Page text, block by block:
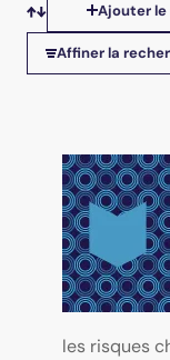
Tris disponibles
Ajouter
Affiner la
les risques